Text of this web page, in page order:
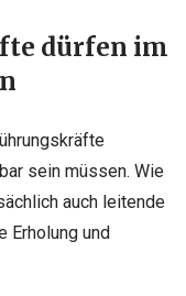
dürfen im
sein müssen. Wie
auch leitende
und